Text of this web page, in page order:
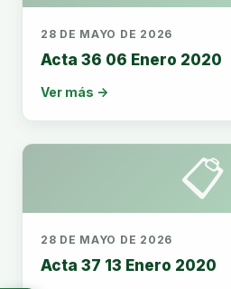
28 DE MAYO DE 2026
Acta 36 06 Enero 2020
Ver más →
📋
28 DE MAYO DE 2026
Acta 37 13 Enero 2020